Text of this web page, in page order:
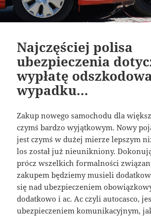
Najczęściej polisa
ubezpieczenia
wypłatę
wypadku…
Zakup nowego samochodu dla
czymś bardzo wyjątkowym. Nowy
jest czymś w dużej mierze lepszym
los został już nieunikniony.
prócz wszelkich formalności
zakupem będziemy musieli
się nad ubezpieczeniem
dodatkowo i ac. Ac czyli autocasco,
ubezpieczeniem komunikacyjnym,